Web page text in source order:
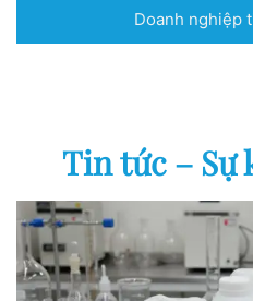
Doanh nghiệp
Tin tức – Sự